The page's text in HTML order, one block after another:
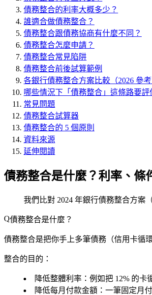
債務整合的利率大概多少？
誰適合做債務整合？
債務整合跟債務協商有什麼不同？
債務整合怎麼申請？
債務整合常見陷阱
債務整合前後試算範例
各銀行債務整合方案比較（2026 參考
哪些情況下「債務整合」這條路要評
常見問題
債務整合試算器
債務整合的 5 個原則
資料來源
延伸閱讀
債務整合是什麼？利率、條
我們比對 2024 年銀行債務整合方案
債務整合是什麼？
債務整合是把你手上多筆債務 （信用卡循
整合的目的：
降低整體利率 ：例如把 12% 的卡
降低每月付款金額 ：一筆固定月